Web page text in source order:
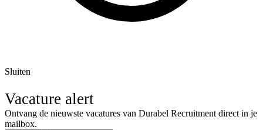
Sluiten
Vacature alert
Ontvang de nieuwste vacatures van Durabel Recruitment direct in je
mailbox.